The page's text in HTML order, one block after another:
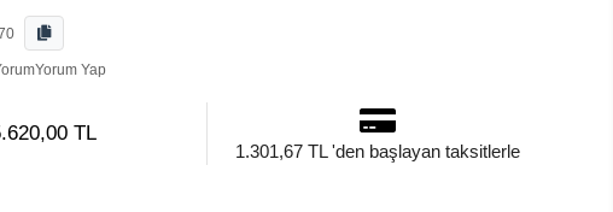
Yorum Yap
TL
1.301,67 TL 'den başlayan taksitlerle